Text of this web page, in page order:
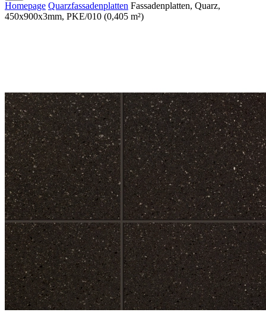
Homepage Quarzfassadenplatten Fassadenplatten, Quarz,
450x900x3mm, PKE/010 (0,405 m²)